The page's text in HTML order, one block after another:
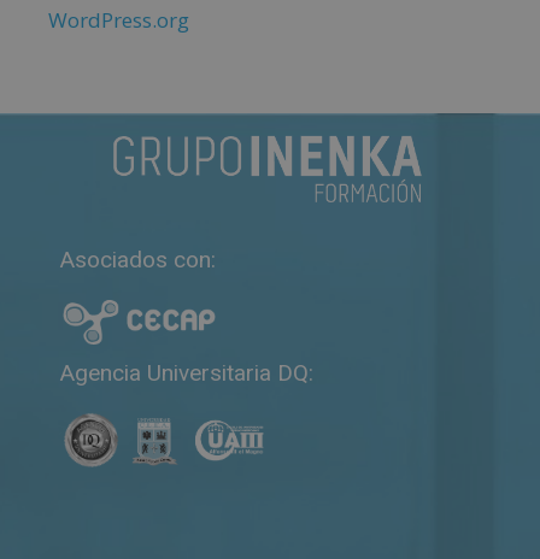
WordPress.org
Asociados con:
Agencia Universitaria DQ: